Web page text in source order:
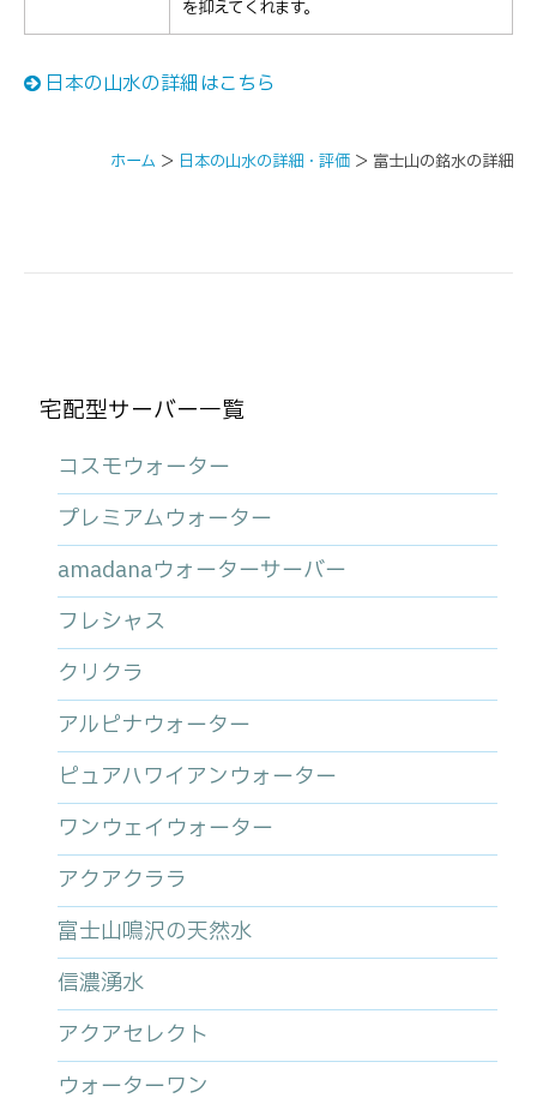
を抑えてくれます。
日本の山水の詳細はこちら
ホーム ＞ 日本の山水の詳細・評価 ＞ 富士山の銘水の詳細
宅配型サーバー一覧
コスモウォーター
プレミアムウォーター
amadanaウォーターサーバー
フレシャス
クリクラ
アルピナウォーター
ピュアハワイアンウォーター
ワンウェイウォーター
アクアクララ
富士山鳴沢の天然水
信濃湧水
アクアセレクト
ウォーターワン